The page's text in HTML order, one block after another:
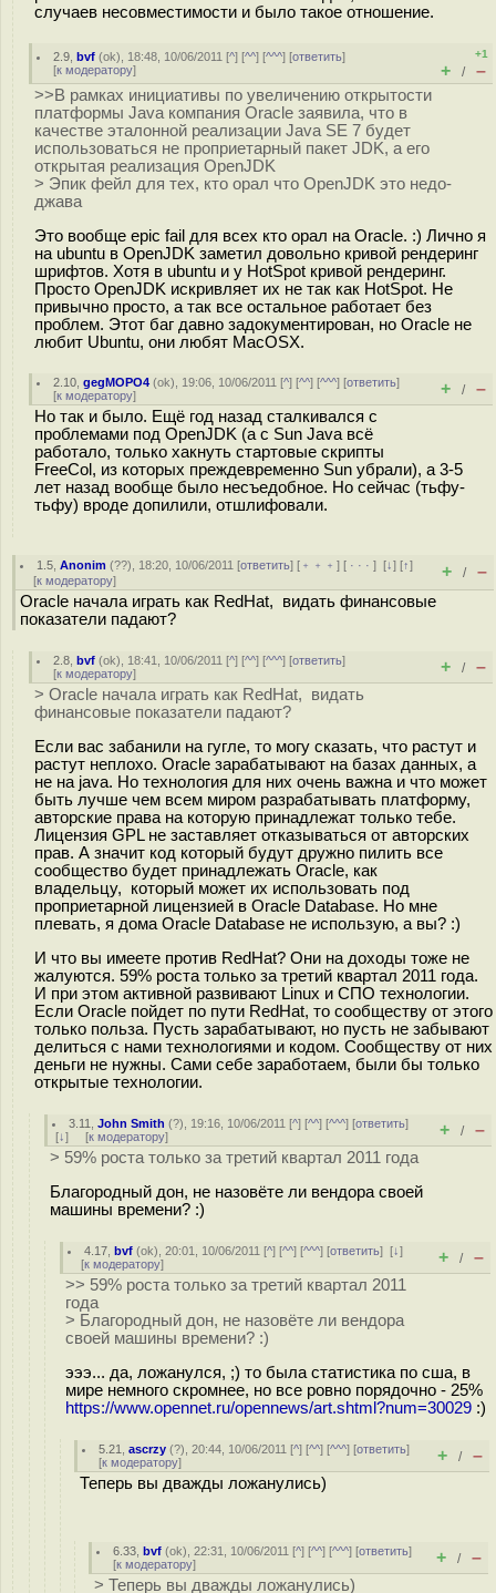
случаев несовместимости и было такое отношение.
2.9 ,bvf (ok), 18:48, 10/06/2011 [^] [^^] [^^^] [ответить]
[к модератору]
+1
+ / –
>>В рамках инициативы по увеличению открытости
платформы Java компания Oracle заявила, что в
качестве эталонной реализации Java SE 7 будет
использоваться не проприетарный пакет JDK, а его
открытая реализация OpenJDK
> Эпик фейл для тех, кто орал что OpenJDK это недо-
джава
Это вообще epic fail для всех кто орал на Oracle. :) Лично я
на ubuntu в OpenJDK заметил довольно кривой рендеринг
шрифтов. Хотя в ubuntu и у HotSpot кривой рендеринг.
Просто OpenJDK искривляет их не так как HotSpot. Не
привычно просто, а так все остальное работает без
проблем. Этот баг давно задокументирован, но Oracle не
любит Ubuntu, они любят MacOSX.
2.10 ,gegMOPO4 (ok), 19:06, 10/06/2011 [^] [^^] [^^^] [ответить]
[к модератору] + / –
Но так и было. Ещё год назад сталкивался с
проблемами под OpenJDK (а с Sun Java всё
работало, только хакнуть стартовые скрипты
FreeCol, из которых преждевременно Sun убрали), а 3-5
лет назад вообще было несъедобное. Но сейчас (тьфу-
тьфу) вроде допилили, отшлифовали.
1.5 ,Anonim (??), 18:20, 10/06/2011 [ответить] [ ﹢﹢﹢] [ · · ·][↓] [↑]
[к модератору] + / –
Oracle начала играть как RedHat, видать финансовые
показатели падают?
2.8 ,bvf (ok), 18:41, 10/06/2011 [^] [^^] [^^^] [ответить]
[к модератору] + / –
> Oracle начала играть как RedHat, видать
финансовые показатели падают?
Если вас забанили на гугле, то могу сказать, что растут и
растут неплохо. Oracle зарабатывают на базах данных, а
не на java. Но технология для них очень важна и что может
быть лучше чем всем миром разрабатывать платформу,
авторские права на которую принадлежат только тебе.
Лицензия GPL не заставляет отказываться от авторских
прав. А значит код который будут дружно пилить все
сообщество будет принадлежать Oracle, как
владельцу, который может их использовать под
проприетарной лицензией в Oracle Database. Но мне
плевать, я дома Oracle Database не использую, а вы? :)
И что вы имеете против RedHat? Они на доходы тоже не
жалуются. 59% роста только за третий квартал 2011 года.
И при этом активной развивают Linux и СПО технологии.
Если Oracle пойдет по пути RedHat, то сообществу от этого
только польза. Пусть зарабатывают, но пусть не забывают
делиться с нами технологиями и кодом. Сообществу от них
деньги не нужны. Сами себе заработаем, были бы только
открытые технологии.
3.11 ,John Smith (?), 19:16, 10/06/2011 [^] [^^] [^^^] [ответить]
[↓] [к модератору] + / –
> 59% роста только за третий квартал 2011 года
Благородный дон, не назовёте ли вендора своей
машины времени? :)
4.17 ,bvf (ok), 20:01, 10/06/2011 [^] [^^] [^^^] [ответить][↓]
[к модератору] + / –
>> 59% роста только за третий квартал 2011
года
> Благородный дон, не назовёте ли вендора
своей машины времени? :)
эээ... да, ложанулся, ;) то была статистика по сша, в
мире немного скромнее, но все ровно порядочно - 25%
https://www.opennet.ru/opennews/art.shtml?num=30029 :)
5.21 ,ascrzy (?), 20:44, 10/06/2011 [^] [^^] [^^^] [ответить]
[к модератору] + / –
Теперь вы дважды ложанулись)
6.33 ,bvf (ok), 22:31, 10/06/2011 [^] [^^] [^^^] [ответить]
[к модератору] + / –
> Теперь вы дважды ложанулись)